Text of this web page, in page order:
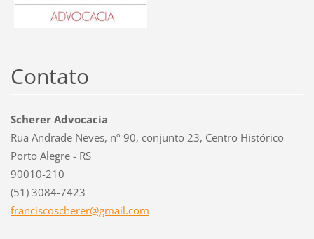
Contato
Scherer Advocacia
Rua Andrade Neves, nº 90, conjunto 23, Centro Histórico
Porto Alegre - RS
90010-210
(51) 3084-7423
franciscoscherer@gmail.com